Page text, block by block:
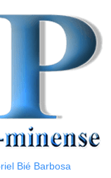
Bié Barbosa